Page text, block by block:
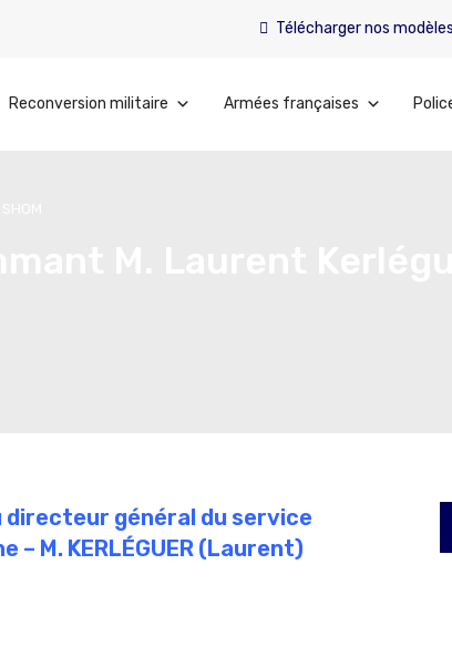
Télécharger nos modèles
Reconversion militaire Armées françaises
général du service
M. KERLÉGUER (Laurent)